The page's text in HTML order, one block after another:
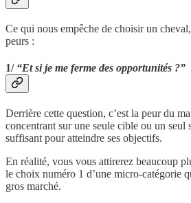
Ce qui nous empêche de choisir un
peurs :
1/ “Et si je me ferme des opportunités ?”
Derrière cette question, c’est la peur du
concentrant sur une seule cible ou un seul
suffisant pour atteindre ses objectifs.
En réalité, vous vous attirerez beaucoup
le choix numéro 1 d’une micro-catégorie
gros marché.